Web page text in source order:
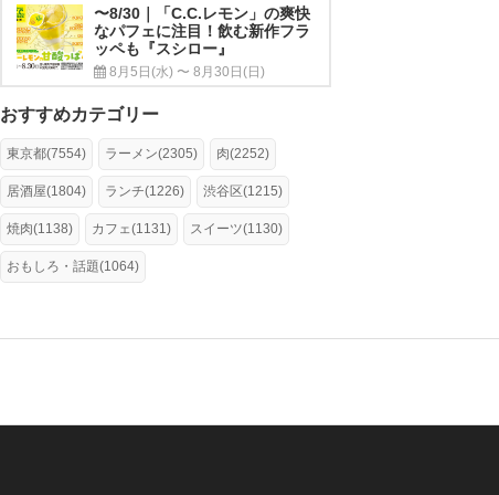
〜8/30｜「C.C.レモン」の爽快
なパフェに注目！飲む新作フラ
ッペも『スシロー』
8月5日(水) 〜 8月30日(日)
おすすめカテゴリー
東京都(7554) ラーメン(2305) 肉(2252)
居酒屋(1804) ランチ(1226) 渋谷区(1215)
焼肉(1138) カフェ(1131) スイーツ(1130)
おもしろ・話題(1064)